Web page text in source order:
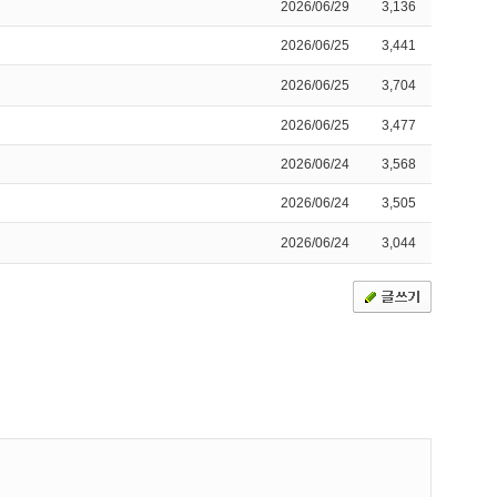
2026/06/29 3,136
2026/06/25 3,441
2026/06/25 3,704
2026/06/25 3,477
2026/06/24 3,568
2026/06/24 3,505
2026/06/24 3,044